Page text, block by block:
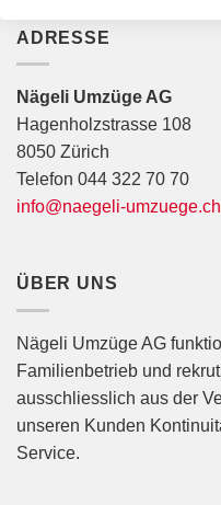
ADRESSE
Nägeli Umzüge AG
Hagenholzstrasse 108
8050 Zürich
Telefon 044 322 70 70
info@naegeli-umzuege.ch
ÜBER UNS
Nägeli Umzüge AG
Familienbetrieb und
ausschliesslich aus der
unseren Kunden
Service.